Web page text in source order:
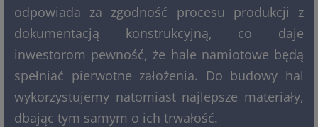
odpowiada za zgodność procesu produkcji z
dokumentacją konstrukcyjną, co daje
inwestorom pewność, że hale namiotowe będą
spełniać pierwotne założenia. Do budowy hal
wykorzystujemy natomiast najlepsze materiały,
dbając tym samym o ich trwałość.